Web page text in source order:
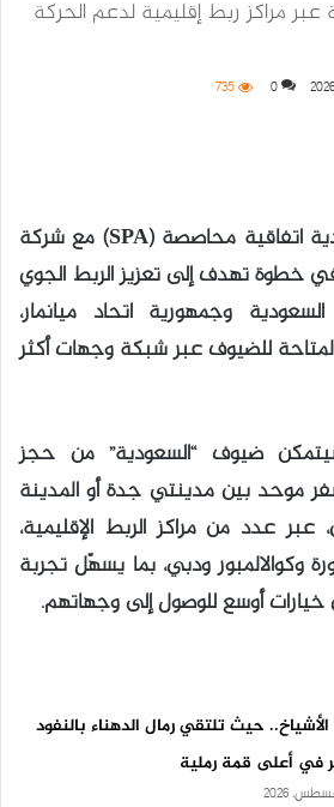
عبر مراكز ربط إقليمية لدعم الحركة
0
735
وقّعت الخطوط السعودية اتفاقية محاصصة (SPA) مع شركة
في خطوة تهدف إلى تعزيز الربط الجوي
وجمهورية اتحاد ميانمار،
للضيوف عبر شبكة وجهات أكثر
ضيوف “السعودية” من حجز
موحد بين مدينتي جدة أو المدينة
عبر عدد من مراكز الربط الإقليمية،
وكوالالمبور ودبي، بما يسهّل تجربة
خيارات أوسع للوصول إلى وجهاتهم.
حيث تلتقي رمال الدهناء بالنفود
في أعلى قمة رملية